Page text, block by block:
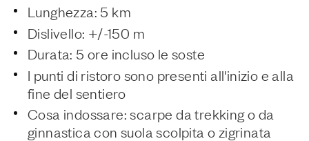
Lunghezza: 5 km
Dislivello: +/-150 m
Durata: 5 ore incluso le soste
I punti di ristoro sono presenti all'inizio e alla
fine del sentiero
Cosa indossare: scarpe da trekking o da
ginnastica con suola scolpita o zigrinata